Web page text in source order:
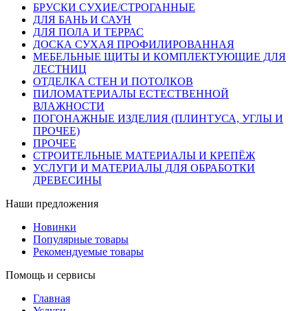
БРУСКИ СУХИЕ/СТРОГАННЫЕ
ДЛЯ БАНЬ И САУН
ДЛЯ ПОЛА И ТЕРРАС
ДОСКА СУХАЯ ПРОФИЛИРОВАННАЯ
МЕБЕЛЬНЫЕ ЩИТЫ И КОМПЛЕКТУЮЩИЕ ДЛЯ
ЛЕСТНИЦ
ОТДЕЛКА СТЕН И ПОТОЛКОВ
ПИЛОМАТЕРИАЛЫ ЕСТЕСТВЕННОЙ
ВЛАЖНОСТИ
ПОГОНАЖНЫЕ ИЗДЕЛИЯ (ПЛИНТУСА, УГЛЫ И
ПРОЧЕЕ)
ПРОЧЕЕ
СТРОИТЕЛЬНЫЕ МАТЕРИАЛЫ И КРЕПЁЖ
УСЛУГИ И МАТЕРИАЛЫ ДЛЯ ОБРАБОТКИ
ДРЕВЕСИНЫ
Наши предложения
Новинки
Популярные товары
Рекомендуемые товары
Помощь и сервисы
Главная